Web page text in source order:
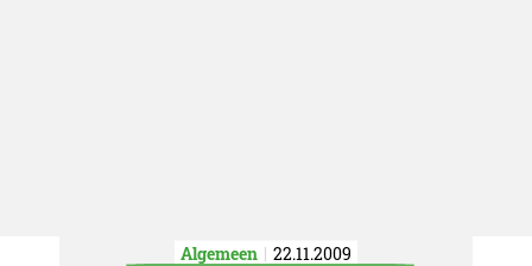
Algemeen 22.11.2009